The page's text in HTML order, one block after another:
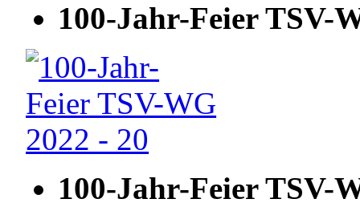
100-Jahr-Feier TSV-
100-Jahr-Feier TSV-